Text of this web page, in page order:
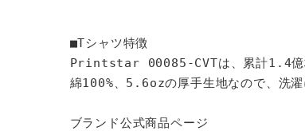
■Tシャツ特徴
Printstar 00085-CVTは、累計1.4億枚
綿100%、5.6ozの厚手生地なので、洗濯
ブランド公式商品ページ